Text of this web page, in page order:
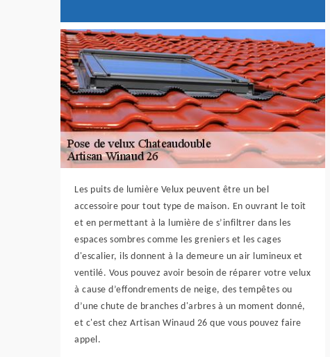
Les puits de lumière Velux peuvent être un bel
accessoire pour tout type de maison. En ouvrant le toit
et en permettant à la lumière de s’infiltrer dans les
espaces sombres comme les greniers et les cages
d'escalier, ils donnent à la demeure un air lumineux et
ventilé. Vous pouvez avoir besoin de réparer votre velux
à cause d’effondrements de neige, des tempêtes ou
d’une chute de branches d'arbres à un moment donné,
et c'est chez Artisan Winaud 26 que vous pouvez faire
appel.